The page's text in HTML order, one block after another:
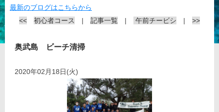
最新のブログはこちらから
<<
初心者コース | 記事一覧 | 午前チービシ | >>
奥武島 ビーチ清掃
2020年02月18日(火)